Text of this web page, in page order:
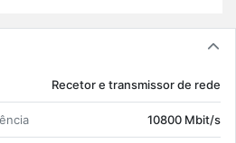
de rede 10800
(2.4 GHz / 5 GHz / 6 GHz)
Re­cetor e trans­missor de rede
10800 Mbit/s